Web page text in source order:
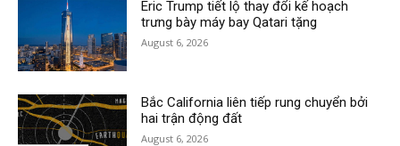
Eric Trump tiết lộ thay đổi kế hoạch
trưng bày máy bay Qatari tặng
August 6, 2026
Bắc California liên tiếp rung chuyển bởi
hai trận động đất
August 6, 2026